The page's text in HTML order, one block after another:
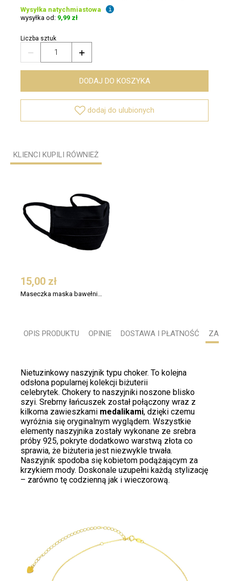
Wysyłka natychmiastowa i
wysyłka od: 9,99 zł
Liczba sztuk
 
DODAJ DO KOSZYKA
 dodaj do ulubionych
KLIENCI KUPILI RÓWNIEŻ
15,00 zł
OPIS PRODUKTU OPINIE DOSTAWA I PŁATNOŚĆ
Nietuzinkowy naszyjnik typu choker. To kolejna
odsłona popularnej kolekcji biżuterii
celebrytek. Chokery to naszyjniki noszone blisko
szyi. Srebrny łańcuszek został połączony wraz z
kilkoma zawieszkami medalikami, dzięki czemu
wyróżnia się oryginalnym wyglądem. Wszystkie
elementy naszyjnika zostały wykonane ze srebra
próby 925, pokryte dodatkowo warstwą złota co
sprawia, że biżuteria jest niezwykle trwała.
Naszyjnik spodoba się kobietom podążającym za
krzykiem mody. Doskonale uzupełni każdą stylizację
– zarówno tę codzienną jak i wieczorową.